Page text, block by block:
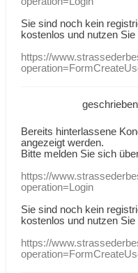
Sie sind noch kein
kostenlos und nutzen
https://
Bereits hinterlassene
angezeigt werden.
Bitte melden Sie sich
https://
operation=Login
Sie sind noch kein
kostenlos und nutzen
https://